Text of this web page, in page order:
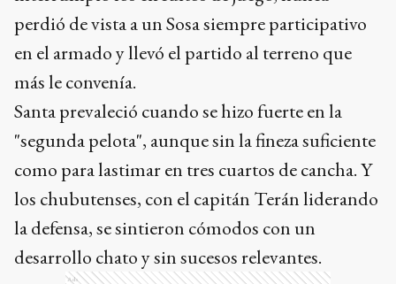
perdió de vista a un Sosa siempre participativo
en el armado y llevó el partido al terreno que
más le convenía.
Santa prevaleció cuando se hizo fuerte en la
"segunda pelota", aunque sin la fineza suficiente
como para lastimar en tres cuartos de cancha. Y
los chubutenses, con el capitán Terán liderando
la defensa, se sintieron cómodos con un
desarrollo chato y sin sucesos relevantes.
Ads